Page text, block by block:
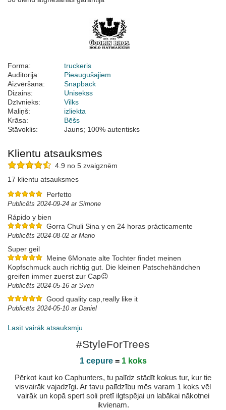
Forma:
truckeris
Auditorija:
Pieaugušajiem
Aizvēršana:
Snapback
Dizains:
Unisekss
Dzīvnieks:
Vilks
Maliņš:
izliekta
Krāsa:
Bēšs
Stāvoklis:
Jauns; 100% autentisks
Klientu atsauksmes
4.9 no 5 zvaigznēm
17 klientu atsauksmes
Perfetto
Publicēts 2024-09-24 ar Simone
Rápido y bien
Gorra Chuli Sina y en 24 horas prácticamente
Publicēts 2024-08-02 ar Mario
Super geil
Meine 6Monate alte Tochter findet meinen
Kopfschmuck auch richtig gut. Die kleinen Patschehändchen
greifen immer zuerst zur Cap😉
Publicēts 2024-05-16 ar Sven
Good quality cap,really like it
Publicēts 2024-05-10 ar Daniel
Lasīt vairāk atsauksmju
#StyleForTrees
1 cepure= 1 koks
Pērkot kaut ko Caphunters, tu palīdz stādīt kokus tur, kur tie
visvairāk vajadzīgi. Ar tavu palīdzību mēs varam 1 koks vēl
vairāk un kopā spert soli pretī ilgtspējai un labākai nākotnei
ikvienam.